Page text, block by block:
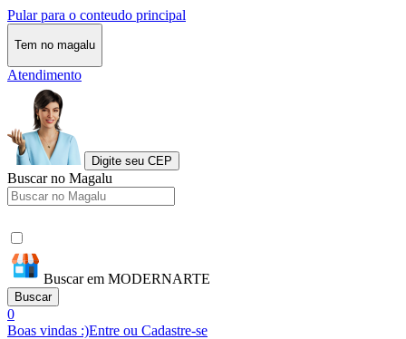
Pular para o conteudo principal
Tem no magalu
Atendimento
Digite seu CEP
Buscar no Magalu
Buscar em MODERNARTE
Buscar
0
Boas vindas :)Entre ou Cadastre-se